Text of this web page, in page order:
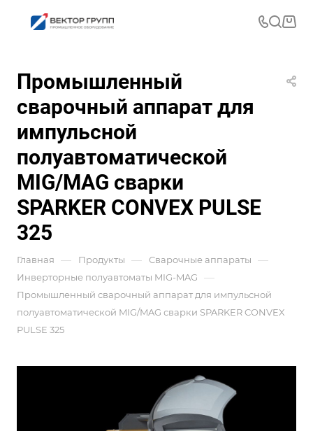
Промышленный
сварочный аппарат для
импульсной
полуавтоматической
MIG/MAG сварки
SPARKER CONVEX PULSE
325
Главная — Продукты — Сварочные аппараты —
Инверторные полуавтоматы MIG-MAG —
Промышленный сварочный аппарат для импульсной
полуавтоматической MIG/MAG сварки SPARKER CONVEX
PULSE 325